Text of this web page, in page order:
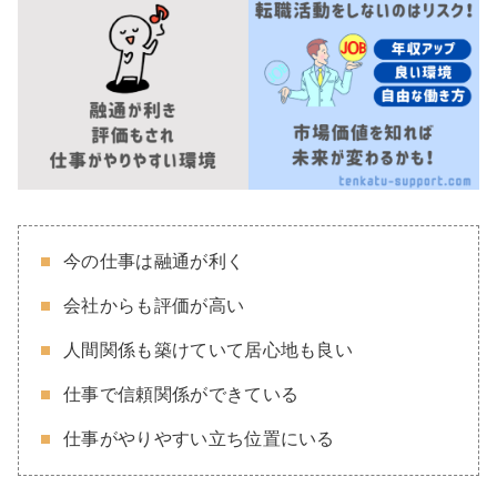
今の仕事は融通が利く
会社からも評価が高い
人間関係も築けていて居心地も良い
仕事で信頼関係ができている
仕事がやりやすい立ち位置にいる